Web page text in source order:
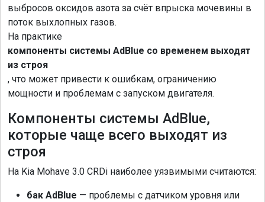
выбросов оксидов азота за счёт впрыска мочевины в
поток выхлопных газов.
На практике
компоненты системы AdBlue со временем выходят
из строя
, что может привести к ошибкам, ограничению
мощности и проблемам с запуском двигателя.
Компоненты системы AdBlue,
которые чаще всего выходят из
строя
На Kia Mohave 3.0 CRDi наиболее уязвимыми считаются:
бак AdBlue — проблемы с датчиком уровня или